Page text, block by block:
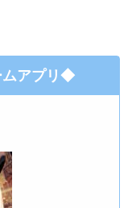
ムアプリ◆